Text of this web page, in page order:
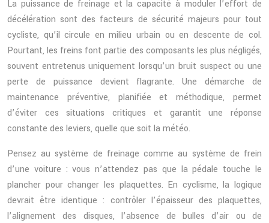
La puissance de freinage et la capacité à moduler l’effort de
décélération sont des facteurs de sécurité majeurs pour tout
cycliste, qu’il circule en milieu urbain ou en descente de col.
Pourtant, les freins font partie des composants les plus négligés,
souvent entretenus uniquement lorsqu’un bruit suspect ou une
perte de puissance devient flagrante. Une démarche de
maintenance préventive, planifiée et méthodique, permet
d’éviter ces situations critiques et garantit une réponse
constante des leviers, quelle que soit la météo.
Pensez au système de freinage comme au système de frein
d’une voiture : vous n’attendez pas que la pédale touche le
plancher pour changer les plaquettes. En cyclisme, la logique
devrait être identique : contrôler l’épaisseur des plaquettes,
l’alignement des disques, l’absence de bulles d’air ou de